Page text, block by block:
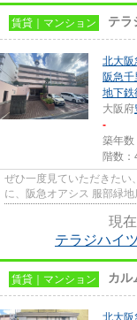
賃貸｜マンション テラ
北大阪
阪急千
地下鉄
大阪府
-
築年数
階数
ぜひ一度見ていただきたい
に、阪急オアシス 服部緑
現
テラジハイ
賃貸｜マンション カル
北大阪